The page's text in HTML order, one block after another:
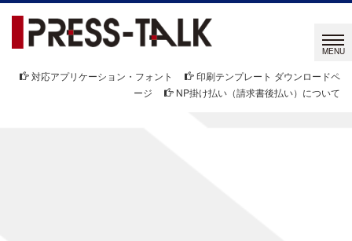
対応アプリケーション・フォント
印刷テンプレート ダウンロードペ
ージ
NP掛け払い（請求書後払い）について